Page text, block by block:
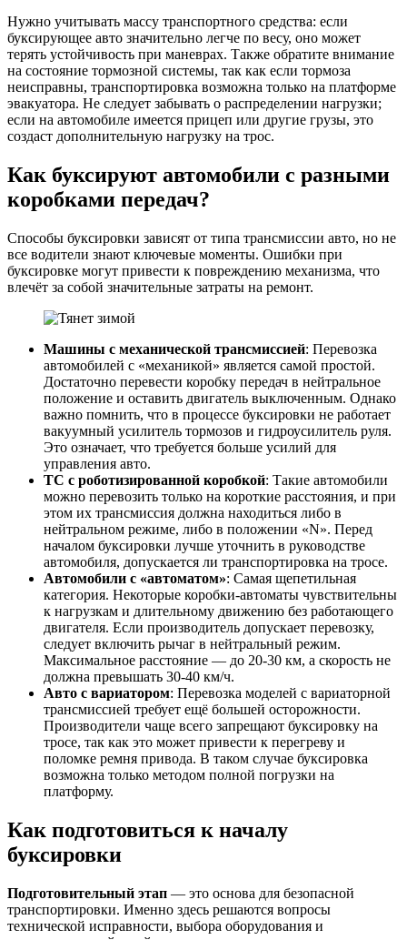
Нужно учитывать массу транспортного средства: если
буксирующее авто значительно легче по весу, оно может
терять устойчивость при маневрах. Также обратите внимание
на состояние тормозной системы, так как если тормоза
неисправны, транспортировка возможна только на платформе
эвакуатора. Не следует забывать о распределении нагрузки;
если на автомобиле имеется прицеп или другие грузы, это
создаст дополнительную нагрузку на трос.
Как буксируют автомобили с разными
коробками передач?
Способы буксировки зависят от типа трансмиссии авто, но не
все водители знают ключевые моменты. Ошибки при
буксировке могут привести к повреждению механизма, что
влечёт за собой значительные затраты на ремонт.
Машины с механической трансмиссией: Перевозка
автомобилей с «механикой» является самой простой.
Достаточно перевести коробку передач в нейтральное
положение и оставить двигатель выключенным. Однако
важно помнить, что в процессе буксировки не работает
вакуумный усилитель тормозов и гидроусилитель руля.
Это означает, что требуется больше усилий для
управления авто.
ТС с роботизированной коробкой: Такие автомобили
можно перевозить только на короткие расстояния, и при
этом их трансмиссия должна находиться либо в
нейтральном режиме, либо в положении «N». Перед
началом буксировки лучше уточнить в руководстве
автомобиля, допускается ли транспортировка на тросе.
Автомобили с «автоматом»: Самая щепетильная
категория. Некоторые коробки-автоматы чувствительны
к нагрузкам и длительному движению без работающего
двигателя. Если производитель допускает перевозку,
следует включить рычаг в нейтральный режим.
Максимальное расстояние — до 20-30 км, а скорость не
должна превышать 30-40 км/ч.
Авто с вариатором: Перевозка моделей с вариаторной
трансмиссией требует ещё большей осторожности.
Производители чаще всего запрещают буксировку на
тросе, так как это может привести к перегреву и
поломке ремня привода. В таком случае буксировка
возможна только методом полной погрузки на
платформу.
Как подготовиться к началу
буксировки
Подготовительный этап — это основа для безопасной
транспортировки. Именно здесь решаются вопросы
технической исправности, выбора оборудования и